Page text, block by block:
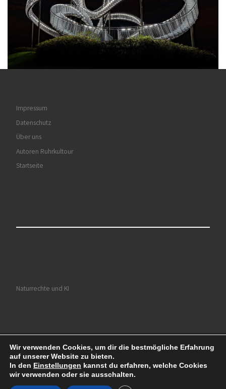
Impressum
Datenschutz
Über uns
Autoren Ruhrkultour
Startseite
Naturrechte und KI
© 2026Ruhrkultour– Alle Rechte vorbehalten
Präsentiert vonWP– Entworfen mit demCustomizr-Theme
Wir verwenden Cookies, um dir die bestmögliche Erfahrung
auf unserer Website zu bieten.
In den Einstellungen kannst du erfahren, welche Cookies
wir verwenden oder sie ausschalten.